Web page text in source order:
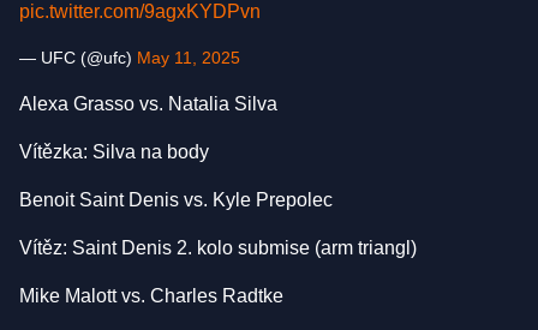
pic.twitter.com/9agxKYDPvn
— UFC (@ufc) May 11, 2025
Alexa Grasso vs. Natalia Silva
Vítězka: Silva na body
Benoit Saint Denis vs. Kyle Prepolec
Vítěz: Saint Denis 2. kolo submise (arm triangl)
Mike Malott vs. Charles Radtke